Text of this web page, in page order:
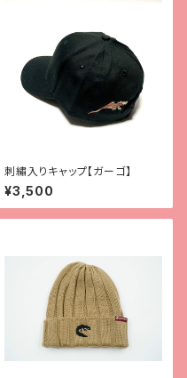
刺繡入りキャップ【ガーゴ】
¥3,500